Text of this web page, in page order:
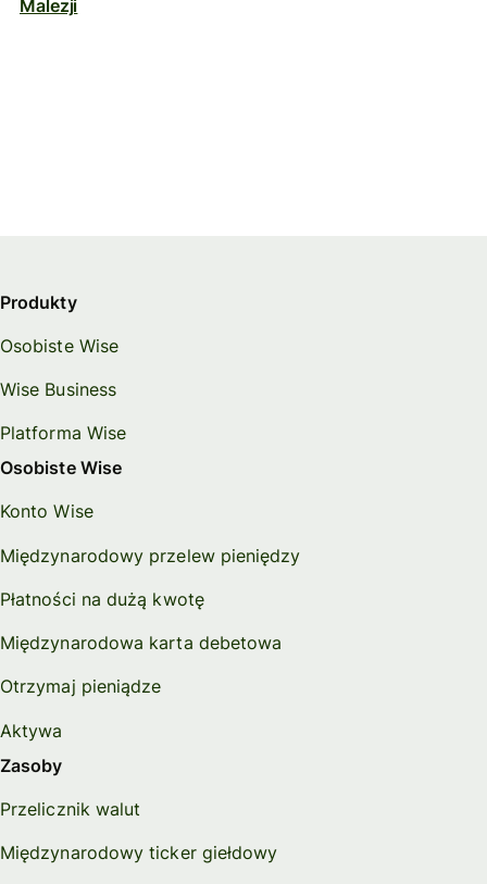
Malezji
Produkty
Osobiste Wise
Wise Business
Platforma Wise
Osobiste Wise
Konto Wise
Międzynarodowy przelew pieniędzy
Płatności na dużą kwotę
Międzynarodowa karta debetowa
Otrzymaj pieniądze
Aktywa
Zasoby
Przelicznik walut
Międzynarodowy ticker giełdowy